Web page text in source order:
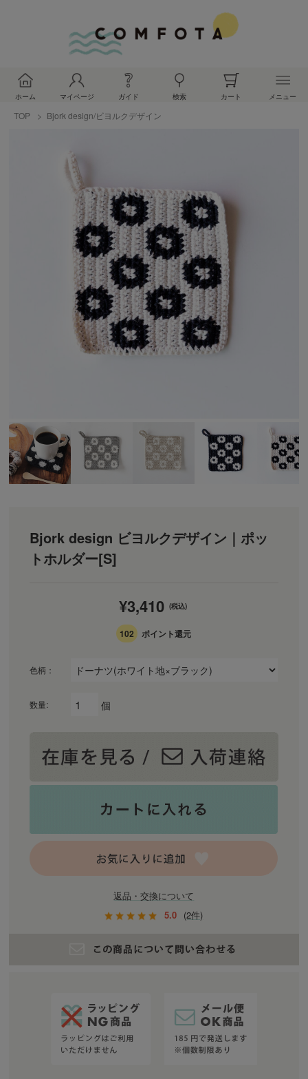
ホーム マイページ ガイド 検索 カート メニュー
TOP Bjork design/ビヨルクデザイン
Bjork design ビヨルクデザイン｜ポッ
トホルダー[S]
¥3,410 (税込)
102 ポイント還元
色柄：
数量: 個
返品・交換について
5.0 (2件)